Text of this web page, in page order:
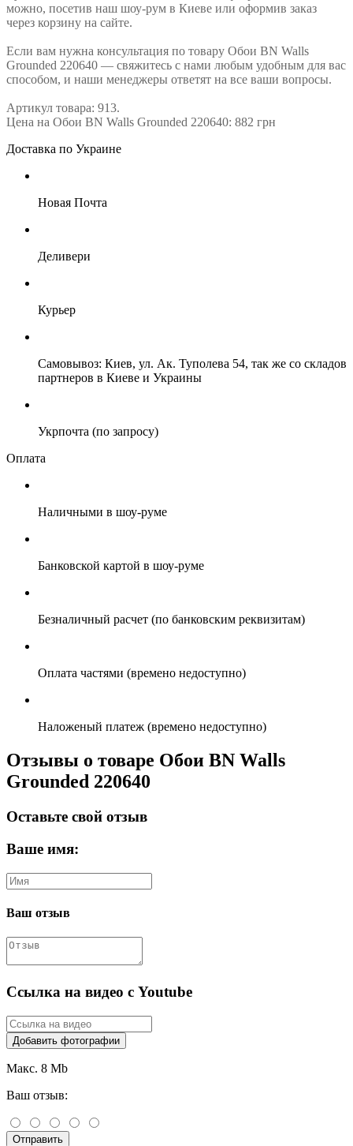
можно, посетив наш шоу-рум в Киеве или оформив заказ
через корзину на сайте.
Если вам нужна консультация по товару Обои BN Walls
Grounded 220640 — свяжитесь с нами любым удобным для вас
способом, и наши менеджеры ответят на все ваши вопросы.
Артикул товара: 913.
Цена на Обои BN Walls Grounded 220640: 882 грн
Доставка по Украине
Новая Почта
Деливери
Курьер
Самовывоз: Киев, ул. Ак. Туполева 54, так же со складов
партнеров в Киеве и Украины
Укрпочта (по запросу)
Оплата
Наличными в шоу-руме
Банковской картой в шоу-руме
Безналичный расчет (по банковским реквизитам)
Оплата частями (времено недоступно)
Наложеный платеж (времено недоступно)
Отзывы о товаре Обои BN Walls
Grounded 220640
Оставьте свой отзыв
Ваше имя:
Ваш отзыв
Ссылка на видео с Youtube
Добавить фотографии
Макс. 8 Mb
Ваш отзыв:
Отправить